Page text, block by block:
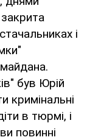
і
був Юрій
кримінальні
в тюрмі, і
повинні